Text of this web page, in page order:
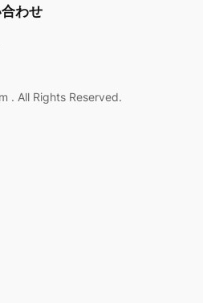
わせ
. All Rights Reserved.